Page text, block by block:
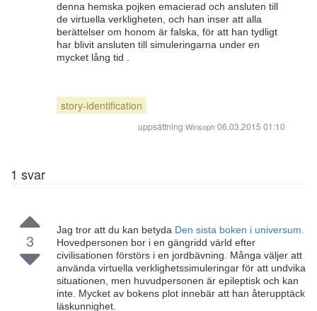
denna hemska pojken emacierad och ansluten till
de virtuella verkligheten, och han inser att alla
berättelser om honom är falska, för att han tydligt
har blivit ansluten till simuleringarna under en
mycket lång tid .
story-identification
uppsättning Winsoph06.03.2015 01:10
1 svar
3
Jag tror att du kan betyda Den sista boken i universum.
Hovedpersonen bor i en gängridd värld efter
civilisationen förstörs i en jordbävning. Många väljer att
använda virtuella verklighetssimuleringar för att undvika
situationen, men huvudpersonen är epileptisk och kan
inte. Mycket av bokens plot innebär att han återupptäck
läskunnighet.